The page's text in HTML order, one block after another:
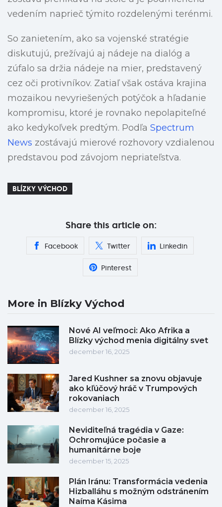
vedením naprieč týmito rozdelenými terénmi.
So zanietením, ako sa vojenské stratégie
diskutujú, prežívajú aj nádeje na dialóg a
zúfalo sa držia nádeje na mier, predstavený
cez oči protivníkov. Zatiaľ však ostáva krajina
mozaikou nevyriešených potýčok a hľadanie
kompromisu, ktoré je rovnako nepolapiteľné
ako kedykoľvek predtým. Podľa Spectrum
News zostávajú mierové rozhovory vzdialenou
predstavou pod závojom nepriateľstva.
BLÍZKY VÝCHOD
Share this article on:
Facebook Twitter Linkedin
Pinterest
More in Blízky Východ
Nové AI veľmoci: Ako Afrika a
Blízky východ menia digitálny svet
december 16, 2025
Jared Kushner sa znovu objavuje
ako kľúčový hráč v Trumpových
rokovaniach
december 16, 2025
Neviditeľná tragédia v Gaze:
Ochromujúce počasie a
humanitárne boje
december 15, 2025
Plán Iránu: Transformácia vedenia
Hizballáhu s možným odstránením
Naíma Kásima